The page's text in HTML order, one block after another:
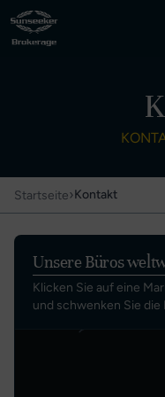
Startseite›Kontakt
Unsere Büros
Klicken Sie auf eine
und schwenken Sie die